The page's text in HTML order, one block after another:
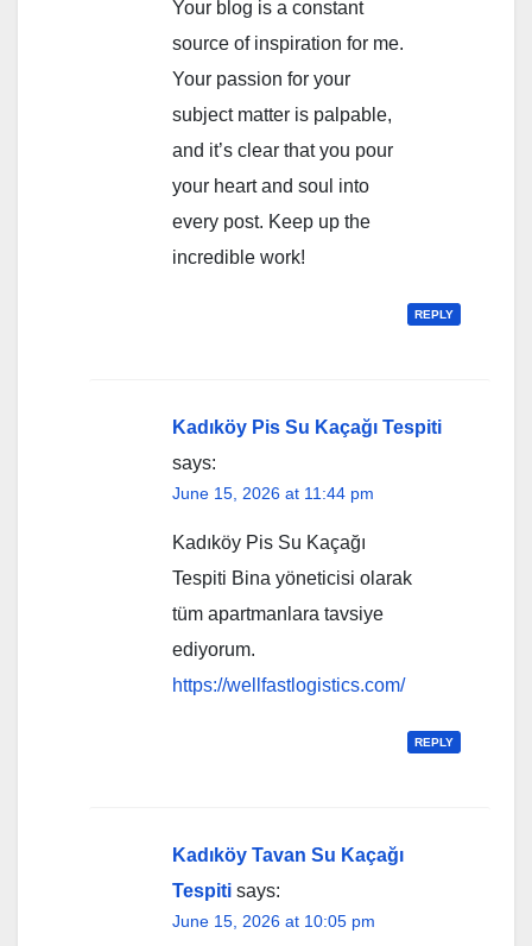
Your blog is a constant
source of inspiration for me.
Your passion for your
subject matter is palpable,
and it’s clear that you pour
your heart and soul into
every post. Keep up the
incredible work!
REPLY
Kadıköy Pis Su Kaçağı Tespiti
says:
June 15, 2026 at 11:44 pm
Kadıköy Pis Su Kaçağı
Tespiti Bina yöneticisi olarak
tüm apartmanlara tavsiye
ediyorum.
https://wellfastlogistics.com/
REPLY
Kadıköy Tavan Su Kaçağı
Tespiti says:
June 15, 2026 at 10:05 pm